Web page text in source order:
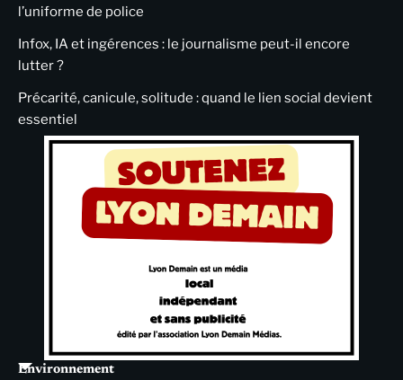
l’uniforme de police
Infox, IA et ingérences : le journalisme peut-il encore
lutter ?
Précarité, canicule, solitude : quand le lien social devient
essentiel
Environnement